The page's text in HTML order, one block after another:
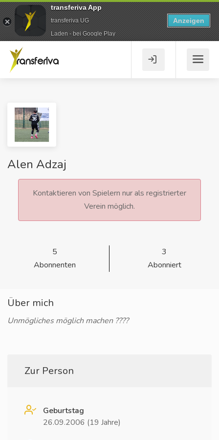
Alen Adzaj
Kontaktieren von Spielern nur als registrierter
Verein möglich.
5
Abonnenten
3
Abonniert
Über mich
Unmögliches möglich machen ????
Zur Person
Geburtstag
26.09.2006 (19 Jahre)
transferiva App
transferiva UG
Laden - bei Google Play
Anzeigen